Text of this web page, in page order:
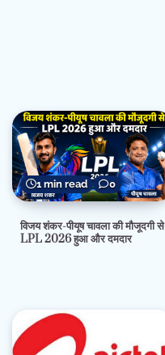
1 min read 0
विजय शंकर-पीयूष चावला की मौजूदगी से
LPL 2026 हुआ और दमदार